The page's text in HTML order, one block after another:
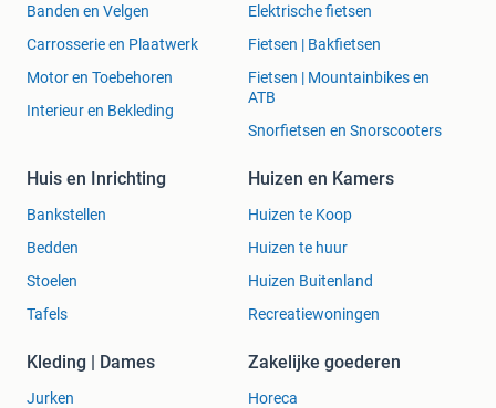
Banden en Velgen
Carrosserie en Plaatwerk
Motor en Toebehoren
Interieur en Bekleding
Elektrische fietsen
Fietsen | Bakfietsen
Fietsen | Mountainbikes en
ATB
Snorfietsen en Snorscooters
Huis en Inrichting
Bankstellen
Bedden
Stoelen
Tafels
Huizen en Kamers
Huizen te Koop
Huizen te huur
Huizen Buitenland
Recreatiewoningen
Kleding | Dames
Jurken
Zakelijke goederen
Horeca